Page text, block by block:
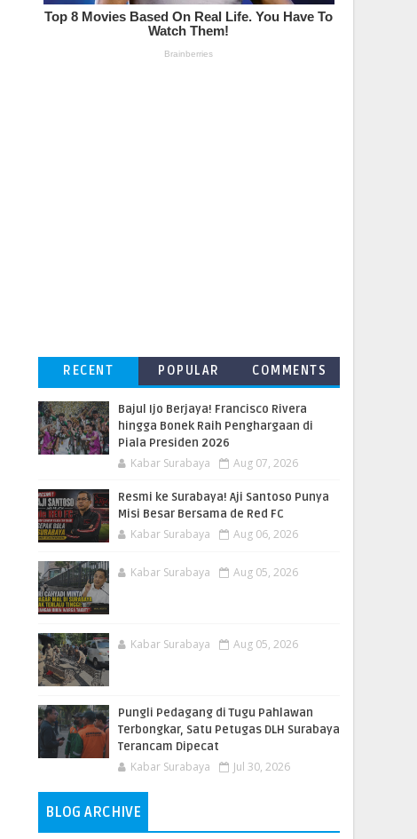
RECENT POPULAR COMMENTS
Bajul Ijo Berjaya! Francisco Rivera
hingga Bonek Raih Penghargaan di
Piala Presiden 2026
Kabar Surabaya Aug 07, 2026
Resmi ke Surabaya! Aji Santoso Punya
Misi Besar Bersama de Red FC
Kabar Surabaya Aug 06, 2026
Kabar Surabaya Aug 05, 2026
Kabar Surabaya Aug 05, 2026
Pungli Pedagang di Tugu Pahlawan
Terbongkar, Satu Petugas DLH Surabaya
Terancam Dipecat
Kabar Surabaya Jul 30, 2026
BLOG ARCHIVE